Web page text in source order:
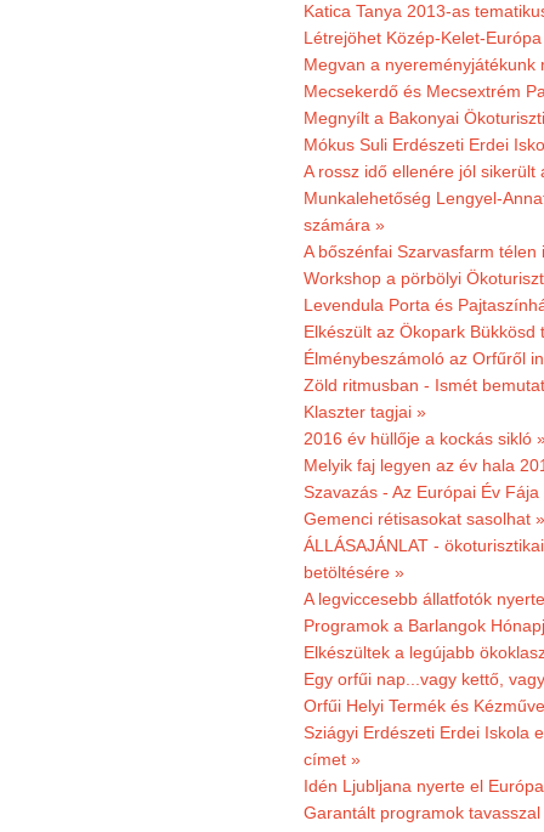
Katica Tanya 2013-as
Létrejöhet Közép-Kelet-
Megvan a nyereményjátékunk
Mecsekerdő és Mecsextrém
Megnyílt a Bakonyai
Mókus Suli Erdészeti Erdei
A rossz idő ellenére jól sikerült
Munkalehetőség Lengyel-
számára »
A bőszénfai Szarvasfarm
Workshop a pörbölyi
Levendula Porta és
Elkészült az Ökopark
Élménybeszámoló az Orfűről
Zöld ritmusban - Ismét
Klaszter tagjai »
2016 év hüllője a kockás sikló
Melyik faj legyen az év hala
Szavazás - Az Európai Év
Gemenci rétisasokat sasolhat »
ÁLLÁSAJÁNLAT -
betöltésére »
A legviccesebb állatfotók
Programok a Barlangok
Elkészültek a legújabb
Egy orfűi nap...vagy kettő,
Orfűi Helyi Termék és
Sziágyi Erdészeti Erdei Iskola
címet »
Idén Ljubljana nyerte el
Garantált programok tavasszal